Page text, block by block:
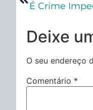
É Crime
Deixe
O seu endereço
Comentário *